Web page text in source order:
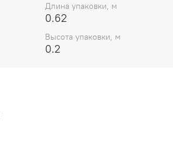
Длина упаковки, м
0.62
Высота упаковки, м
0.2